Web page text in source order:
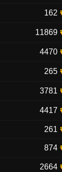
162
11869
4470
265
3781
4417
261
874
2664